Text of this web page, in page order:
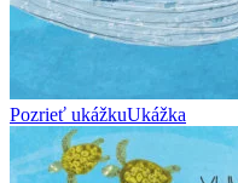
Pozrieť ukážkuUkážka